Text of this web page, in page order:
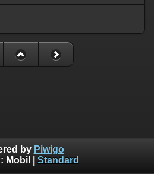
by Piwigo
Mobil Standard